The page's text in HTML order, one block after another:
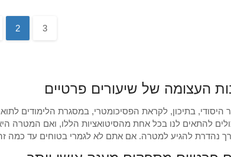
2 3
העצומה של שיעורים פרטיים
היסודי, בתיכון, לקראת הפסיכומטרי, במסגרת הלימודים
להתאים לנו בכל אחת מהסיטואציות הללו, ואם המטרה
נהדרת להגיע למטרה. אם אתם לא לגמרי בטוחים עד